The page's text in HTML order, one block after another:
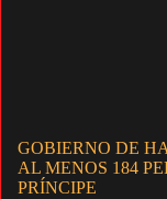
GOBIERNO DE
AL MENOS 184
PRÍNCIPE